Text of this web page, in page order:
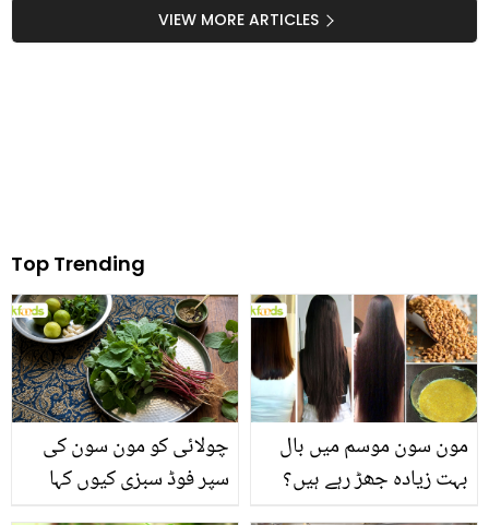
ٹھاکر مرحومہ ماں اور بہن
کو یاد کر کے رو پڑے
دن کیسے دکھائی دے رہے
تھے؟ چند پرانی تصاویر پر
VIEW MORE ARTICLES
Top Trending
چولائی کو مون سون کی
سپر فوڈ سبزی کیوں کہا
مون سون موسم میں بال
بہت زیادہ جھڑ رہے ہیں؟